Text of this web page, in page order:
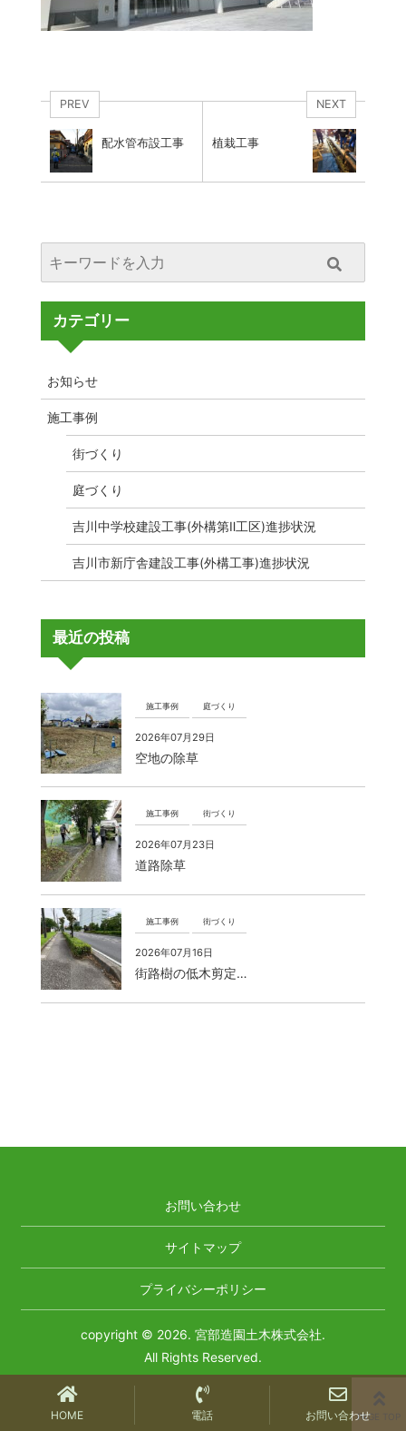
PREV
配水管布設工事
NEXT
植栽工事
カテゴリー
お知らせ
施工事例
街づくり
庭づくり
吉川中学校建設工事(外構第Ⅱ工区)進捗状況
吉川市新庁舎建設工事(外構工事)進捗状況
最近の投稿
施工事例 庭づくり
2026年07月29日
空地の除草
施工事例 街づくり
2026年07月23日
道路除草
施工事例 街づくり
2026年07月16日
街路樹の低木剪定…
お問い合わせ
サイトマップ
プライバシーポリシー
copyright © 2026. 宮部造園土木株式会社.
All Rights Reserved.
HOME 電話 お問い合わせ